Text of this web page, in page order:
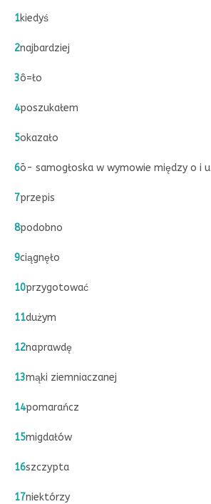
1kiedyś
2najbardziej
3ô=ło
4poszukałem
5okazało
6ō- samogłoska w wymowie między o i u
7przepis
8podobno
9ciągnęło
10przygotować
11dużym
12naprawdę
13mąki ziemniaczanej
14pomarańcz
15migdałów
16szczypta
17niektórzy